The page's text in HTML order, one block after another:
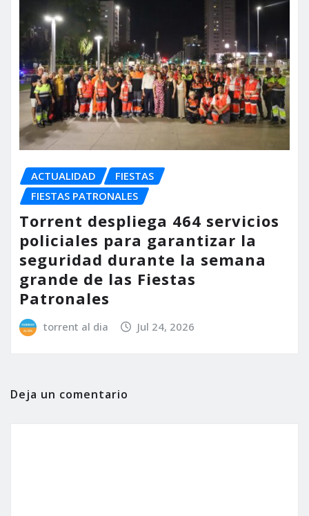
ACTUALIDAD
FIESTAS
FIESTAS PATRONALES
Torrent despliega 464 servicios
policiales para garantizar la
seguridad durante la semana
grande de las Fiestas
Patronales
torrent al dia Jul 24, 2026
Deja un comentario